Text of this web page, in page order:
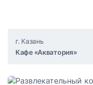
г. Казань
Кафе «Акватория»